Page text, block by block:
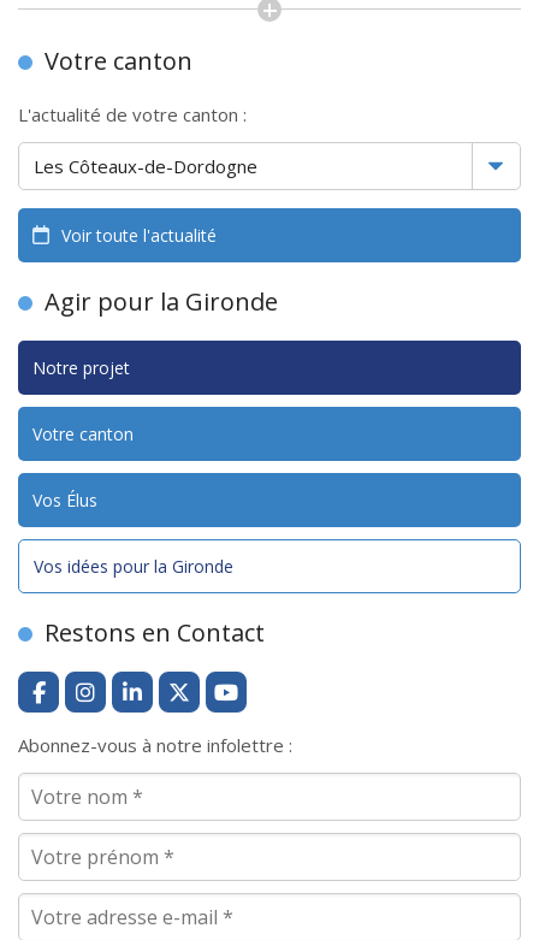
Votre canton
L'actualité de votre canton :
Voir toute l'actualité
Agir pour la Gironde
Notre projet
Votre canton
Vos Élus
Vos idées pour la Gironde
Restons en Contact
Abonnez-vous à notre infolettre :